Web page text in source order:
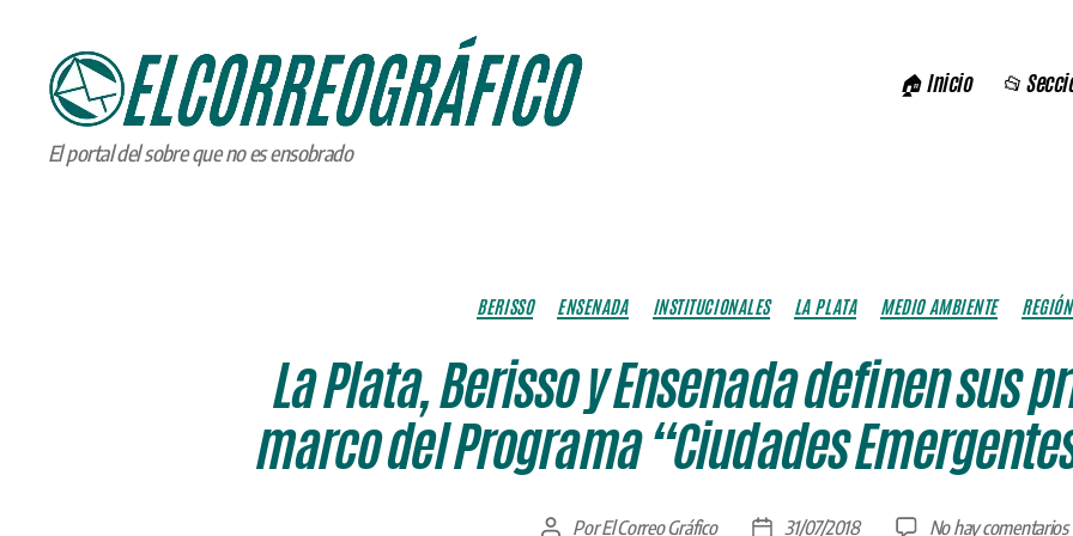
ELCORREOGRÁFICO
El portal del sobre que no es ensobrado
🏠 Inicio 📂
Categorías
BERISSO ENSENADA INSTITUCIONALES LA PLATA MEDIO AMBIENTE
La Plata, Berisso y Ensenada definen sus
marco del Programa “Ciudades
Autor
PorEl Correo Gráfico
Fecha31/07/2018 No hay comentariosen